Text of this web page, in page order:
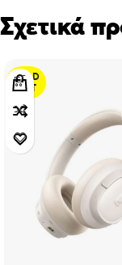
Σχετικά
SOLD
OUT